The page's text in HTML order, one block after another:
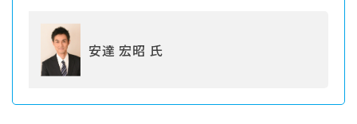
安達 宏昭 氏